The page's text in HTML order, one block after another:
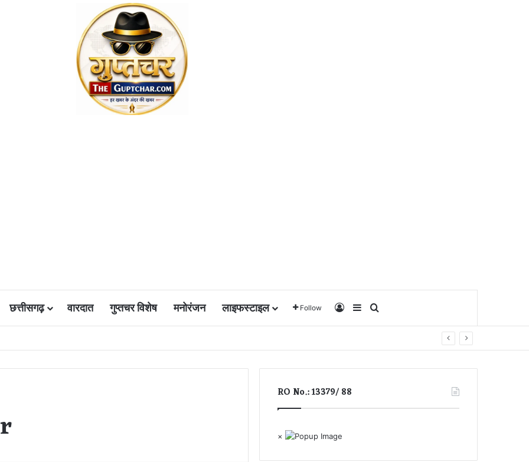
छत्तीसगढ़ वारदात गुप्तचर विशेष मनोरंजन लाइफस्टाइल Follow Log InSidebar
24 गुना बढ़ा; 36 परियोजनाओं पर चल रहा काम
RO No.: 13379/ 88
×